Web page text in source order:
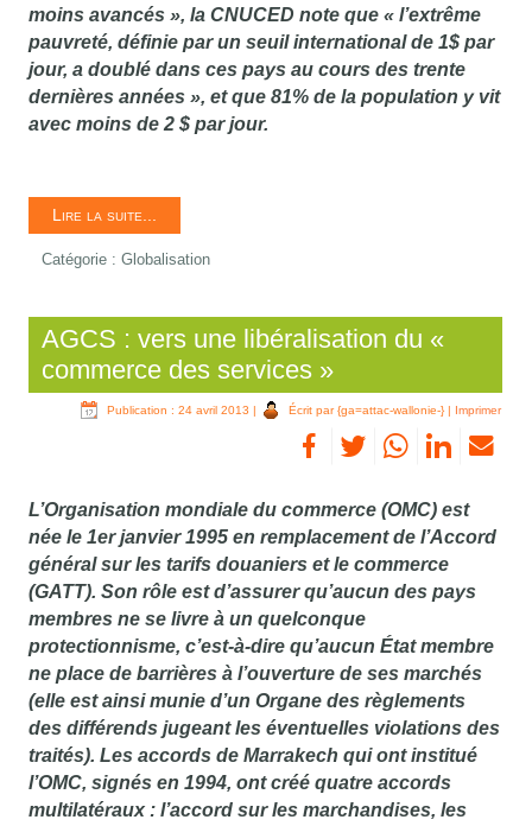
moins avancés », la CNUCED note que « l’extrême
pauvreté, définie par un seuil international de 1$ par
jour, a doublé dans ces pays au cours des trente
dernières années », et que 81% de la population y vit
avec moins de 2 $ par jour.
Lire la suite...
Catégorie :Globalisation
AGCS : vers une libéralisation du «
commerce des services »
Publication : 24 avril 2013 | Écrit par {ga=attac-wallonie-} | Imprimer
L’Organisation mondiale du commerce (OMC) est
née le 1er janvier 1995 en remplacement de l’Accord
général sur les tarifs douaniers et le commerce
(GATT). Son rôle est d’assurer qu’aucun des pays
membres ne se livre à un quelconque
protectionnisme, c’est-à-dire qu’aucun État membre
ne place de barrières à l’ouverture de ses marchés
(elle est ainsi munie d’un Organe des règlements
des différends jugeant les éventuelles violations des
traités). Les accords de Marrakech qui ont institué
l’OMC, signés en 1994, ont créé quatre accords
multilatéraux : l’accord sur les marchandises, les